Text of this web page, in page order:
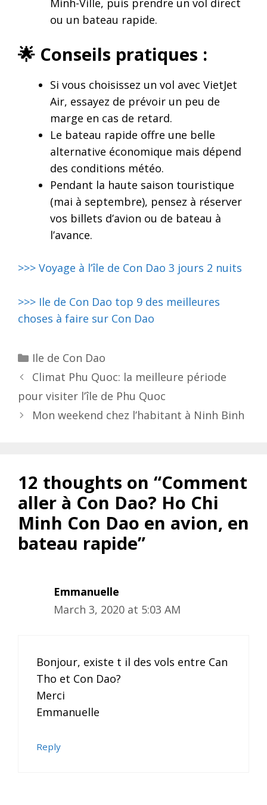
Minh-Ville, puis prendre un vol direct
ou un bateau rapide.
🌟 Conseils pratiques :
Si vous choisissez un vol avec VietJet
Air, essayez de prévoir un peu de
marge en cas de retard.
Le bateau rapide offre une belle
alternative économique mais dépend
des conditions météo.
Pendant la haute saison touristique
(mai à septembre), pensez à réserver
vos billets d’avion ou de bateau à
l’avance.
>>> Voyage à l’île de Con Dao 3 jours 2 nuits
>>> Ile de Con Dao top 9 des meilleures
choses à faire sur Con Dao
Categories
Ile de Con Dao
Post
navigation
Climat Phu Quoc: la meilleure période
pour visiter l’île de Phu Quoc
Mon weekend chez l’habitant à Ninh Binh
12 thoughts on “Comment
aller à Con Dao? Ho Chi
Minh Con Dao en avion, en
bateau rapide”
Emmanuelle
March 3, 2020 at 5:03 AM
Bonjour, existe t il des vols entre Can
Tho et Con Dao?
Merci
Emmanuelle
Reply